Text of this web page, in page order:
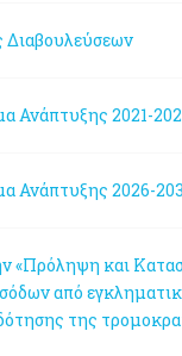
Διαβουλεύσεων
Ανάπτυξης 2021-
Ανάπτυξης 2026-
«Πρόληψη και
από
της